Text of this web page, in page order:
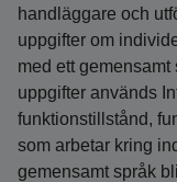
handläggare och
uppgifter om
med ett
uppgifter används
funktionstillstånd,
som arbetar kring
gemensamt språk